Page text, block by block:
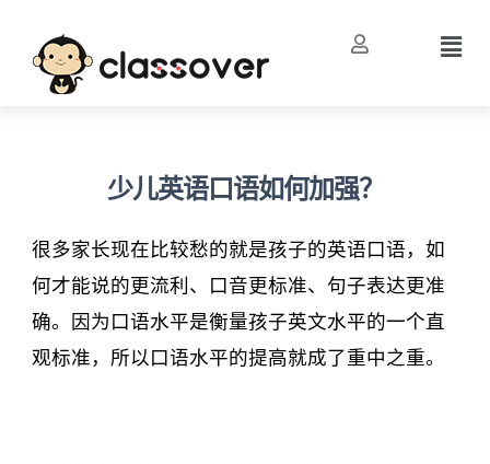
少儿英语口语如何加强？
很多家长现在比较愁的就是孩子的英语口语，如
何才能说的更流利、口音更标准、句子表达更准
确。因为口语水平是衡量孩子英文水平的一个直
观标准，所以口语水平的提高就成了重中之重。